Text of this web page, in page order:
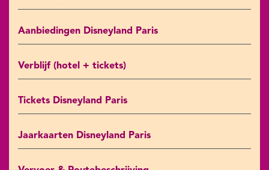
Aanbiedingen Disneyland Paris
Verblijf (hotel + tickets)
Tickets Disneyland Paris
Jaarkaarten Disneyland Paris